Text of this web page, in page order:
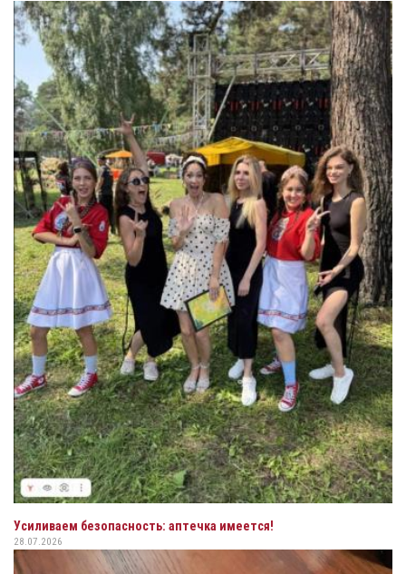
Усиливаем безопасность: аптечка имеется!
28.07.2026